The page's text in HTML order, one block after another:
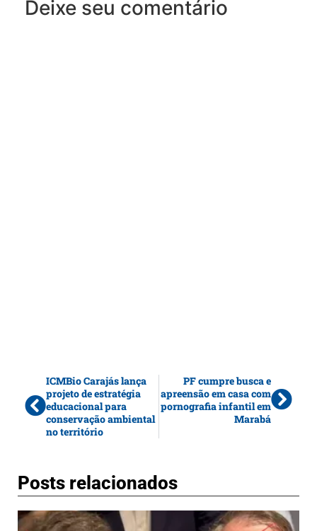
Deixe seu comentário
ICMBio Carajás lança
projeto de estratégia
educacional para
conservação ambiental
no território
PF cumpre busca e
apreensão em casa com
pornografia infantil em
Marabá
Posts relacionados